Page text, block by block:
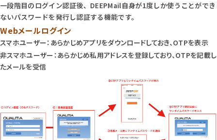
一段階目のログイン認証後、DEEPMail自身が1度しか使うことができ
ないパスワードを発行し認証する機能です。
Webメールログイン
スマホユーザー：あらかじめアプリをダウンロードしておき、OTPを表示
非スマホユーザー：あらかじめ私用アドレスを登録しており、OTPを記載し
たメールを受信